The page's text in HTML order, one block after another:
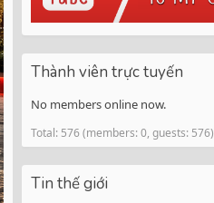
Thành viên trực tuyến
No members online now.
Total: 576 (members: 0, guests: 576)
Tin thế giới